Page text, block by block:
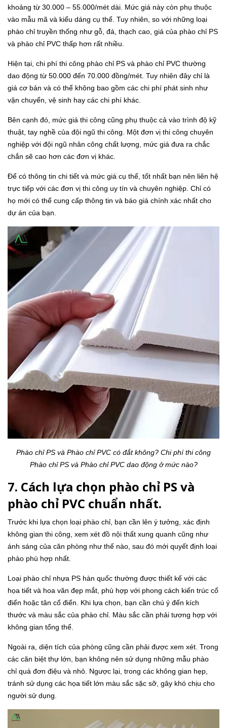
khoảng từ 30.000 – 55.000/mét dài. Mức giá này còn phụ thuộc
vào mẫu mã và kiểu dáng cụ thể. Tuy nhiên, so với những loại
phào chỉ truyền thống như gỗ, đá, thạch cao, giá của phào chỉ PS
và phào chỉ PVC thấp hơn rất nhiều.
Hiện tại, chi phí thi công phào chỉ PS và phào chỉ PVC thường
dao động từ 50.000 đến 70.000 đồng/mét. Tuy nhiên đây chỉ là
giá cơ bản và có thể không bao gồm các chi phí phát sinh như
vận chuyển, vệ sinh hay các chi phí khác.
Bên cạnh đó, mức giá thi công cũng phụ thuộc cả vào trình độ kỹ
thuật, tay nghề của đội ngũ thi công. Một đơn vị thi công chuyên
nghiệp với đội ngũ nhân công chất lượng, mức giá đưa ra chắc
chắn sẽ cao hơn các đơn vị khác.
Để có thông tin chi tiết và mức giá cụ thể, tốt nhất bạn nên liên hệ
trực tiếp với các đơn vị thi công uy tín và chuyên nghiệp. Chỉ có
họ mới có thể cung cấp thông tin và báo giá chính xác nhất cho
dự án của bạn.
Phào chỉ PS và Phào chỉ PVC có đắt không? Chi phí thi công
Phào chỉ PS và Phào chỉ PVC dao động ở mức nào?
7. Cách lựa chọn phào chỉ PS và
phào chỉ PVC chuẩn nhất.
Trước khi lựa chọn loại phào chỉ, bạn cần lên ý tưởng, xác định
không gian thi công, xem xét đồ nội thất xung quanh cũng như
ánh sáng của căn phòng như thế nào, sau đó mới quyết định loại
phào phù hợp nhất.
Loại phào chỉ nhựa PS hàn quốc thường được thiết kế với các
họa tiết và hoa văn đẹp mắt, phù hợp với phong cách kiến trúc cổ
điển hoặc tân cổ điển. Khi lựa chọn, bạn cần chú ý đến kích
thước và màu sắc của phào chỉ. Màu sắc cần phải tương hợp với
không gian tổng thể.
Ngoài ra, diện tích của phòng cũng cần phải được xem xét. Trong
các căn biệt thự lớn, bạn không nên sử dụng những mẫu phào
chỉ quá đơn điệu và nhỏ. Ngược lại, trong các không gian hẹp,
tránh sử dụng các họa tiết lớn màu sắc sặc sỡ, gây khó chịu cho
người sử dụng.